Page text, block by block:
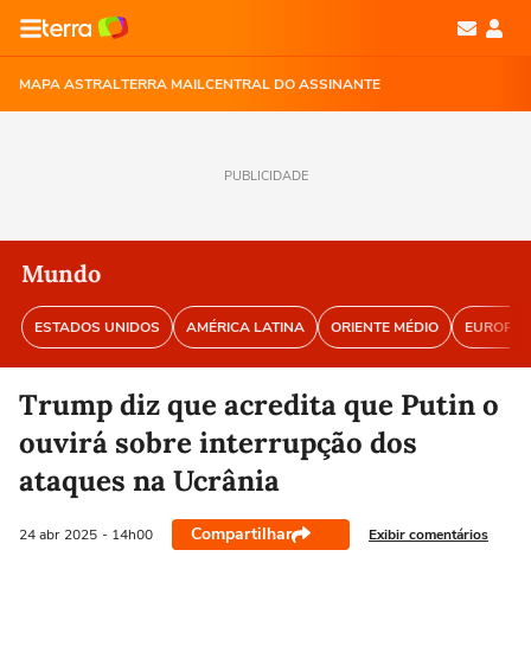
MAPA ASTRALTERRA MAILCENTRAL DO ASSINANTE
PUBLICIDADE
Mundo
ESTADOS UNIDOS AMÉRICA LATINA ORIENTE MÉDIO EUROPA
Trump diz que acredita que Putin o
ouvirá sobre interrupção dos
ataques na Ucrânia
24 abr 2025 - 14h00 Compartilhar Exibir comentários